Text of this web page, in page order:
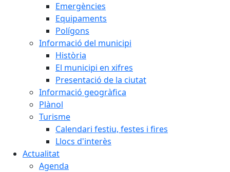
Emergències
Equipaments
Polígons
Informació del municipi
Història
El municipi en xifres
Presentació de la ciutat
Informació geogràfica
Plànol
Turisme
Calendari festiu, festes i fires
Llocs d'interès
Actualitat
Agenda